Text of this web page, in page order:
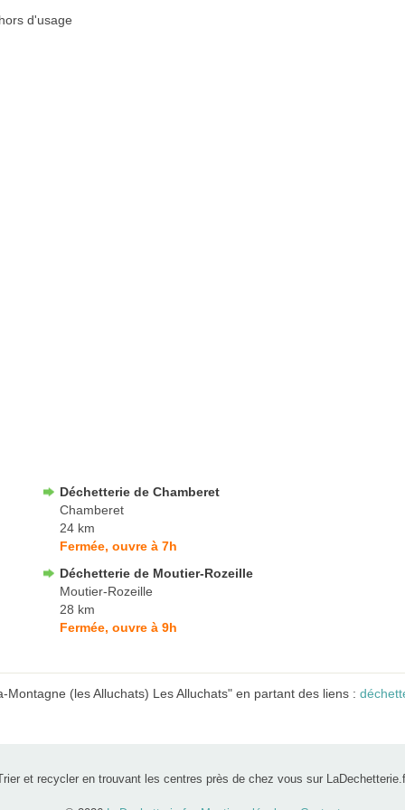
d'usage
Déchetterie de Chamberet
Chamberet
24 km
Fermée, ouvre à 7h
Déchetterie de Moutier-Rozeille
Moutier-Rozeille
28 km
Fermée, ouvre à 9h
(les Alluchats) Les Alluchats" en partant des liens :
et recycler en trouvant les centres près de chez vous sur